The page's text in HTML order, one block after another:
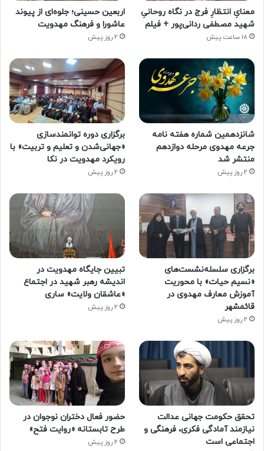
معنایِ انتظارِ فرج در نگاه روحانیِ
شهید مصطفی ردانی‌پور + فیلم
18 ساعت پیش
اربعین حسینی؛ جلوه‌ای از پیوند
عاشورا و فرهنگ مهدویت
2 روز پیش
شانزدهمین شماره هفته‌ نامه
جرعه مهدوی مرحله دوازدهم
منتشر شد
2 روز پیش
برگزاری دوره توانمندسازی
«جهانی‌شدن و تعلیم و تربیت» با
رویکرد مهدویت در نکا
2 روز پیش
برگزاری سلسله‌نشست‌های
«نسیم حیات» با محوریت
آموزش معارف مهدوی در
قائمشهر
2 روز پیش
تبیین جایگاه مهدویت در
اندیشه رهبر شهید در اجتماع
«عاشقان ولایت» ساری
2 روز پیش
تحقق حکومت جهانی عدالت
نیازمند آمادگی فکری، فرهنگی و
اجتماعی است
حضور فعال دختران نوجوان در
طرح تابستانه «روایت فتح»
2 روز پیش